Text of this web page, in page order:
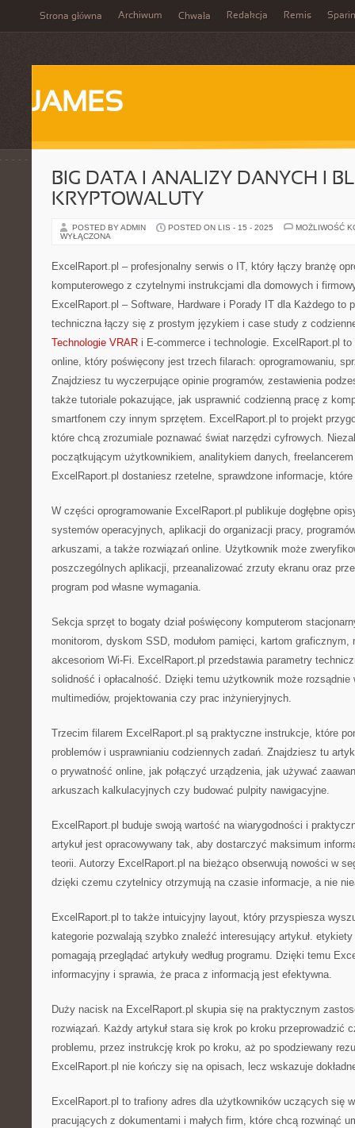
Strona główna Archiwum Chwała Redakcja Remis
JAMES
BIG DATA I ANALIZY DANYCH I
KRYPTOWALUTY
POSTED BY ADMIN POSTED ON LIS - 15 - 2025
MOŻLIWOŚĆ
WYŁĄCZONA
ExcelRaport.pl – profesjonalny serwis o IT, który łączy branżę
komputerowego z czytelnymi instrukcjami dla domowych i
ExcelRaport.pl – Software, Hardware i Porady IT dla Każdego to
techniczna łączy się z prostym językiem i case study z
Technologie VRAR i E-commerce i technologie. ExcelRaport.pl
online, który poświęcony jest trzech filarach: oprogramowaniu,
Znajdziesz tu wyczerpujące opinie programów, zestawienia
także tutoriale pokazujące, jak usprawnić codzienną pracę z
smartfonem czy innym sprzętem. ExcelRaport.pl to projekt
które chcą zrozumiale poznawać świat narzędzi cyfrowych.
początkującym użytkownikiem, analitykiem danych,
ExcelRaport.pl dostaniesz rzetelne, sprawdzone informacje,
W części oprogramowanie ExcelRaport.pl publikuje dogłębne
systemów operacyjnych, aplikacji do organizacji pracy,
arkuszami, a także rozwiązań online. Użytkownik może
poszczególnych aplikacji, przeanalizować zrzuty ekranu oraz
program pod własne wymagania.
Sekcja sprzęt to bogaty dział poświęcony komputerom
monitorom, dyskom SSD, modułom pamięci, kartom
akcesoriom Wi-Fi. ExcelRaport.pl przedstawia parametry
solidność i opłacalność. Dzięki temu użytkownik może rozsądnie
multimediów, projektowania czy prac inżynieryjnych.
Trzecim filarem ExcelRaport.pl są praktyczne instrukcje, które
problemów i usprawnianiu codziennych zadań. Znajdziesz tu
o prywatność online, jak połączyć urządzenia, jak używać
arkuszach kalkulacyjnych czy budować pulpity nawigacyjne.
ExcelRaport.pl buduje swoją wartość na wiarygodności i
artykuł jest opracowywany tak, aby dostarczyć maksimum
teorii. Autorzy ExcelRaport.pl na bieżąco obserwują nowości w
dzięki czemu czytelnicy otrzymują na czasie informacje, a nie
ExcelRaport.pl to także intuicyjny layout, który przyspiesza
kategorie pozwalają szybko znaleźć interesujący artykuł.
pomagają przeglądać artykuły według programu. Dzięki temu
informacyjny i sprawia, że praca z informacją jest efektywna.
Duży nacisk na ExcelRaport.pl skupia się na praktycznym
rozwiązań. Każdy artykuł stara się krok po kroku przeprowadzić
problemu, przez instrukcję krok po kroku, aż po spodziewany
ExcelRaport.pl nie kończy się na opisach, lecz wskazuje
ExcelRaport.pl to trafiony adres dla użytkowników uczących się
pracujących z dokumentami i małych firm, które chcą rozwinąć